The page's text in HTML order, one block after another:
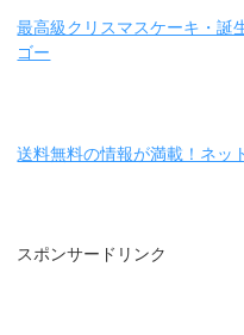
最高級クリスマスケーキ・誕
ゴー
送料無料の情報が満載！ネッ
スポンサードリンク